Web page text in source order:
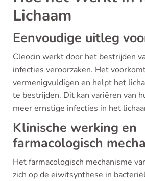
Lichaam
Eenvoudige uitleg
Cleocin werkt door het bestrijden
infecties veroorzaken. Het
vermenigvuldigen en helpt het
te bestrijden. Dit kan variëren van
meer ernstige infecties in het
Klinische werking en
farmacologisch
Het farmacologisch mechanisme
zich op de eiwitsynthese in